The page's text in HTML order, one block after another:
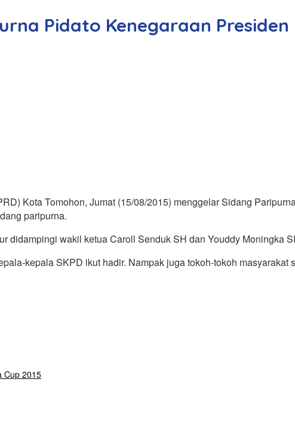
Pidato Kenegaraan Presiden
Kota Tomohon, Jumat (15/08/2015) menggelar Sidang
paripurna.
didampingi wakil ketua Caroll Senduk SH dan Youddy Moningka
kepala SKPD ikut hadir. Nampak juga tokoh-tokoh masyarakat
Cup 2015